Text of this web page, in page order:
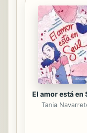
El amor está en
Tania